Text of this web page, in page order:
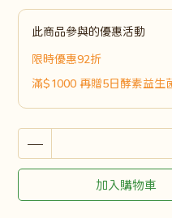
此商品參與的優惠活動
限時優惠92折
滿$1000 再贈5日酵素益生
加入購物車